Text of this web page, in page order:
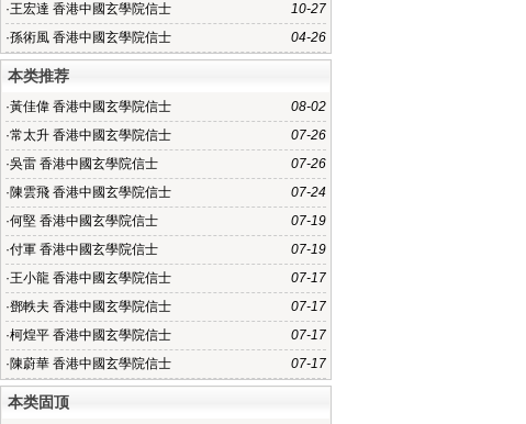
10-27
·王宏達 香港中國玄學院信士
04-26
·孫術風 香港中國玄學院信士
本类推荐
08-02
·黃佳偉 香港中國玄學院信士
07-26
·常太升 香港中國玄學院信士
07-26
·吳雷 香港中國玄學院信士
07-24
·陳雲飛 香港中國玄學院信士
07-19
·何堅 香港中國玄學院信士
07-19
·付軍 香港中國玄學院信士
07-17
·王小龍 香港中國玄學院信士
07-17
·鄧軼夫 香港中國玄學院信士
07-17
·柯煌平 香港中國玄學院信士
07-17
·陳蔚華 香港中國玄學院信士
本类固顶